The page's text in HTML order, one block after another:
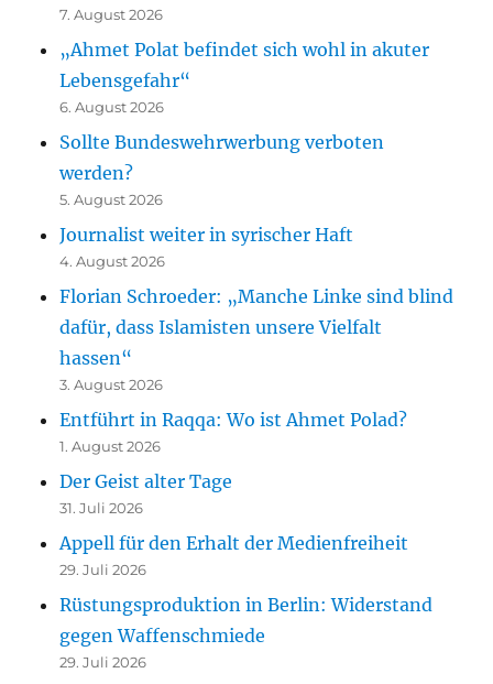
7. August 2026
„Ahmet Polat befindet sich wohl in akuter
Lebensgefahr“
6. August 2026
Sollte Bundeswehrwerbung verboten
werden?
5. August 2026
Journalist weiter in syrischer Haft
4. August 2026
Florian Schroeder: „Manche Linke sind blind
dafür, dass Islamisten unsere Vielfalt
hassen“
3. August 2026
Entführt in Raqqa: Wo ist Ahmet Polad?
1. August 2026
Der Geist alter Tage
31. Juli 2026
Appell für den Erhalt der Medienfreiheit
29. Juli 2026
Rüstungsproduktion in Berlin: Widerstand
gegen Waffenschmiede
29. Juli 2026